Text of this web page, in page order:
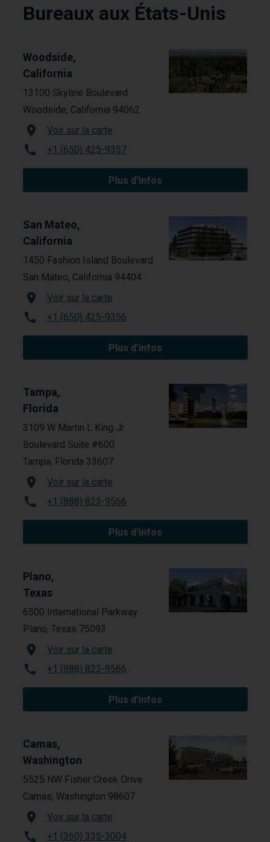
Bureaux aux États-Unis
Woodside,
California
13100 Skyline Boulevard
Woodside, California 94062
Voir sur la carte
+1 (650) 425-9357
Plus d’infos
San Mateo,
California
1450 Fashion Island Boulevard
San Mateo, California 94404
Voir sur la carte
+1 (650) 425-9356
Plus d’infos
Tampa,
Florida
3109 W Martin L King Jr
Boulevard Suite #600
Tampa, Florida 33607
Voir sur la carte
+1 (888) 823-9566
Plus d’infos
Plano,
Texas
6500 International Parkway
Plano, Texas 75093
Voir sur la carte
+1 (888) 823-9566
Plus d’infos
Camas,
Washington
5525 NW Fisher Creek Drive
Camas, Washington 98607
Voir sur la carte
+1 (360) 335-3004